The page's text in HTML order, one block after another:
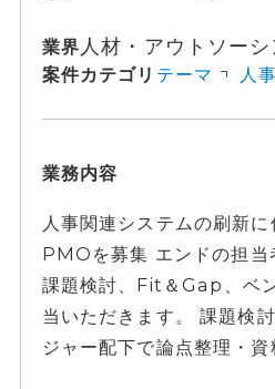
業界 人材・アウトソー
案件カテゴリ テーマ 人
業務内容
人事関連システムの刷新
PMOを募集 エンドの担
課題検討、Fit＆Gap、ベ
当いただきます。 課題検
ジャー配下で論点整理・資